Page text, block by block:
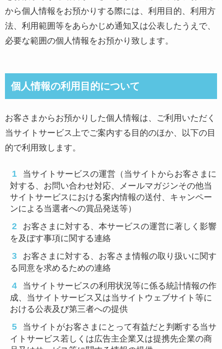
から個人情報をお預かりする際には、利用目的、利用方
法、利用範囲等をあらかじめ通知又は公表したうえで、
必要な範囲の個人情報をお預かり致します。
個人情報の利用目的について
お客さまからお預かりした個人情報は、ご利用いただく
当サイトサービス上でご案内する目的のほか、以下の目
的で利用致します。
当サイトサービスの運営（当サイトからお客さまに
対する、お問い合わせ対応、メールマガジンその他当
サイトサービスにおける案内情報の送付、キャンペー
ンによる当選者への賞品発送等）
お客さまに対する、本サービスの運営に著しく影響
を及ぼす事項に関する連絡
お客さまに対する、お客さま情報の取り扱いに関す
る同意を求めるための連絡
当サイトサービスの利用状況等に係る統計情報の作
成、当サイトサービス又は当サイトウェブサイト等に
おける公表及び第三者への提供
当サイトがお客さまにとって有益だと判断する当サ
イトサービス若しくは広告主企業又は提携先企業の商